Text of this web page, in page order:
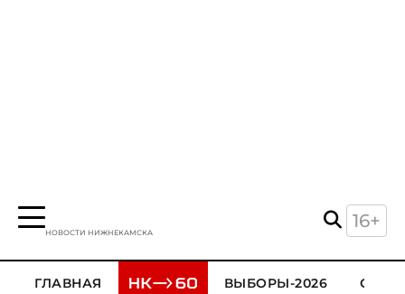
НОВОСТИ НИЖНЕКАМСКА
16+
ГЛАВНАЯ ВЫБОРЫ-2026